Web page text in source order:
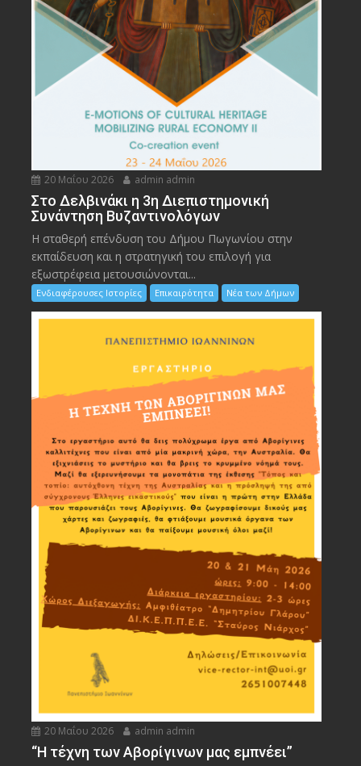
20 Μαΐου 2026 admin admin
Στο Δελβινάκι η 3η Διεπιστημονική
Συνάντηση Βυζαντινολόγων
Η σταθερή επένδυση του Δήμου Πωγωνίου στην
εκπαίδευση και η στρατηγική του επιλογή για
εξωστρέφεια μετουσιώνονται...
Ενδιαφέρουσες Ιστορίες Επικαιρότητα Νέα των Δήμων
20 Μαΐου 2026 admin admin
“Η τέχνη των Αβορίγινων μας εμπνέει”